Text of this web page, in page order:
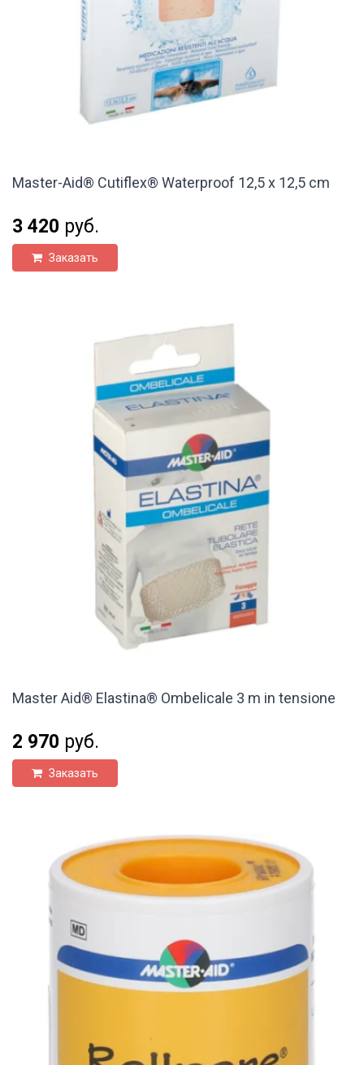
Master-Aid® Cutiflex® Waterproof 12,5 x 12,5 cm
3 420 руб.
Заказать
Master Aid® Elastina® Ombelicale 3 m in tensione
2 970 руб.
Заказать